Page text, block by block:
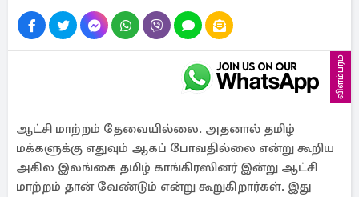
விளம்பரம்
ஆட்சி மாற்றம் தேவையில்லை. அதனால் தமிழ்
மக்களுக்கு எதுவும் ஆகப் போவதில்லை என்று கூறிய
அகில இலங்கை தமிழ் காங்கிரஸினர் இன்று ஆட்சி
மாற்றம் தான் வேண்டும் என்று கூறுகிறார்கள். இது